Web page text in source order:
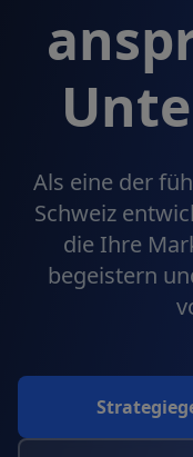
Als eine der
Schweiz
die Ihre
begeistern